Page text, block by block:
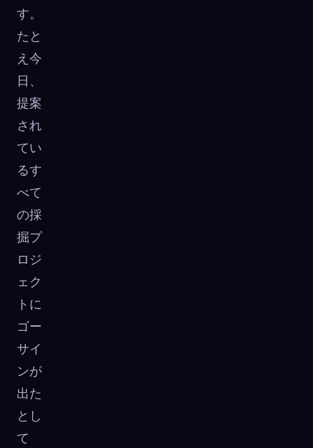
す。
たと
え今
日、
提案
され
てい
るす
べて
の採
掘プ
ロジ
ェク
トに
ゴー
サイ
ンが
出た
とし
て